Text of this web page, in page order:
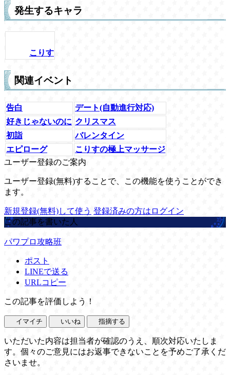
発生するキャラ
こりす
関連イベント
告白
デート(自動進行対応)
好きじゃないのに クリスマス
初詣
バレンタイン
エピローグ
こりすの極上マッサージ
ユーザー登録のご案内
ユーザー登録(無料)することで、この機能を使うことができ
ます。
新規登録(無料)して使う 登録済みの方はログイン
この記事を書いた人
パワプロ攻略班
ポスト
LINEで送る
URLコピー
この記事を評価しよう！
イマイチ いいね 指摘する
いただいた内容は担当者が確認のうえ、順次対応いたしま
す。個々のご意見にはお返事できないことを予めご了承くだ
さいませ。